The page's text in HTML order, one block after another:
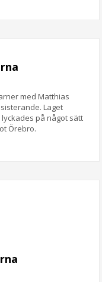
med Matthias
Laget
på något sätt
Örebro.